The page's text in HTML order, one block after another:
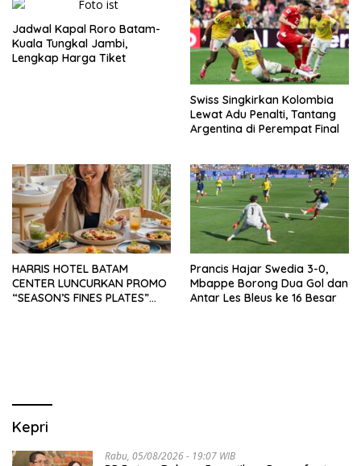
Jadwal Kapal Roro Batam-
Kuala Tungkal Jambi,
Lengkap Harga Tiket
Swiss Singkirkan Kolombia
Lewat Adu Penalti, Tantang
Argentina di Perempat Final
HARRIS HOTEL BATAM
CENTER LUNCURKAN PROMO
“SEASON’S FINES PLATES”
Prancis Hajar Swedia 3-0,
Mbappe Borong Dua Gol dan
Antar Les Bleus ke 16 Besar
Kepri
Rabu, 05/08/2026 - 19:07 WIB